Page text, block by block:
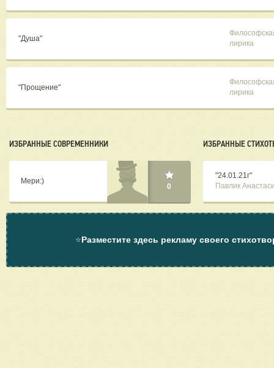
"Душа"
лирика
"Прощение"
лирика
ИЗБРАННЫЕ СОВРЕМЕННИКИ
Мери:)
0
ИЗБРАННЫЕ
"24.01.21г"
Павлик
⭐Разместите здесь рекламу своего